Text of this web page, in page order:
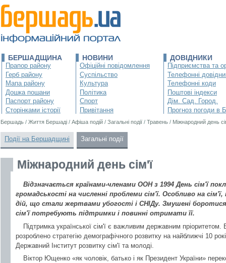
БЕРШАДЩИНА
Прапор району
Герб району
Мапа району
Дошка пошани
Паспорт району
Сторінками історії
НОВИНИ
Офіційні повідомлення
Суспільство
Культура
Політика
Спорт
Привітання
ДОВІДНИКИ
Підприємства та
Телефонні
Телефонні коди
Поштові індекси
Дім. Сад. Город.
Прогноз погоди в
Бершадь / Життя Бершаді / Афіша подій / Загальні події / Травень / Міжнародний день
Події на Бершадщині Загальні події
Міжнародний день сім'ї
Відзначається країнами-членами ООН з 1994 День сім'ї
громадськості на численні проблеми сім'ї. Особливо на
дій, що стали жертвами убогості і СНІДу. Змушені боротися
сім'ї потребують підтримки і повинні отримати її.
Підтримка української сім'ї є важливим державним пріоритетом.
розроблено стратегію демографічного розвитку на найближчі 10
Державний Інститут розвитку сім'ї та молоді.
Віктор Ющенко «як чоловік, батько і як Президент України»